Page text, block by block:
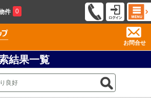
件 0
お問合せ
結果一覧